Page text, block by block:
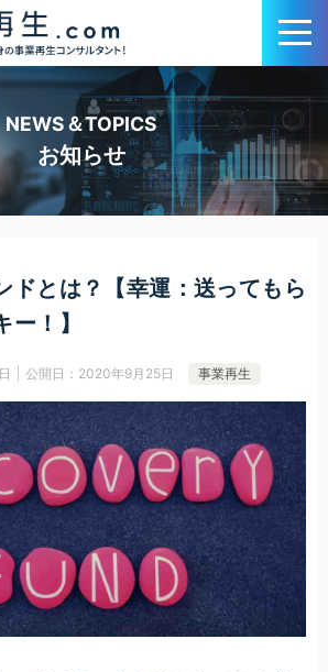
NEWS＆TOPICS
お知らせ
ドとは？【幸運：送ってもら
ー！】
公開日： 2020年9月25日 事業再生